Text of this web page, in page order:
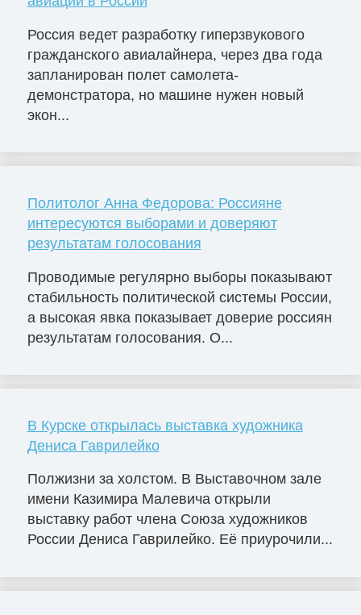
Россия ведет разработку гиперзвукового
гражданского авиалайнера, через два года
запланирован полет самолета-
демонстратора, но машине нужен новый
экон...
Политолог Анна Федорова: Россияне
интересуются выборами и доверяют
результатам голосования
Проводимые регулярно выборы показывают
стабильность политической системы России,
а высокая явка показывает доверие россиян
результатам голосования. О...
В Курске открылась выставка художника
Дениса Гаврилейко
Полжизни за холстом. В Выставочном зале
имени Казимира Малевича открыли
выставку работ члена Союза художников
России Дениса Гаврилейко. Её приурочили...